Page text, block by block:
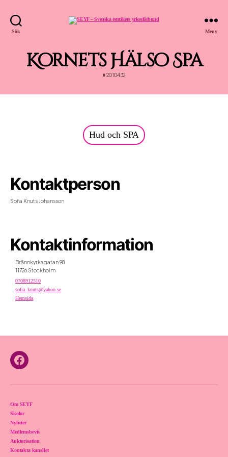
Sök
yrkesförbund
Meny
Kornets Hälso Spa
#2010432
Kontaktinformation
Brännkyrkagatan 98
11726 Stockholm
0708912510
sofia_knuts@yahoo.se
Hemsida
Kontaktperson
Sofia Knuts Johansson
Hud och SPA
Facebook
Om SEYF
Skolor
Nyheter
Medlemsbevis
Auktorisation
Kontakta kansliet